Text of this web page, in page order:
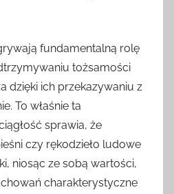
fundamentalną rolę
tożsamości
dzięki ich przekazywaniu z
To właśnie ta
sprawia, że
czy rękodzieło ludowe
niosąc ze sobą wartości,
charakterystyczne